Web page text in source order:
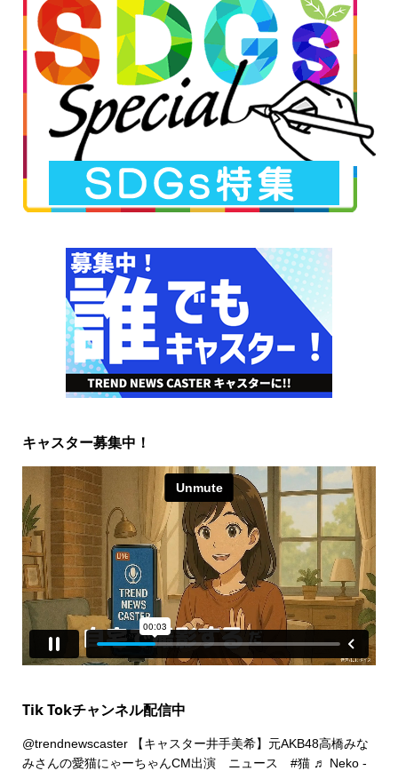
キャスター募集中！
Tik Tokチャンネル配信中
@trendnewscaster【キャスター井手美希】元AKB48高橋みな
みさんの愛猫にゃーちゃんCM出演 ニュース #猫 ♬ Neko -